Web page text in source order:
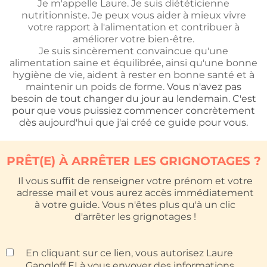
Je m'appelle Laure. Je suis diététicienne
nutritionniste. Je peux vous aider à mieux vivre
votre rapport à l'alimentation et contribuer à
améliorer votre bien-être.
Je suis sincèrement convaincue qu'une
alimentation saine et équilibrée, ainsi qu'une bonne
hygiène de vie, aident à rester en bonne santé et à
maintenir un poids de forme. Vous n'avez pas
besoin de tout changer du jour au lendemain. C'est
pour que vous puissiez commencer concrètement
dès aujourd'hui que j'ai créé ce guide pour vous.
PRÊT(E) À ARRÊTER LES GRIGNOTAGES ?
Il vous suffit de renseigner votre prénom et votre
adresse mail et vous aurez accès immédiatement
à votre guide. Vous n'êtes plus qu'à un clic
d'arrêter les grignotages !
En cliquant sur ce lien, vous autorisez Laure